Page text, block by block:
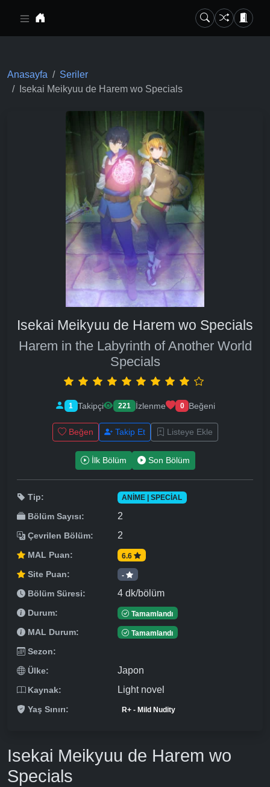
Anasayfa
Seriler
Isekai Meikyuu de Harem wo Specials
Isekai Meikyuu de Harem wo Specials
Harem in the Labyrinth of Another World
Specials
1 Takipçi 221 İzlenme 0 Beğeni
Beğen Takip Et Listeye Ekle
İlk Bölüm Son Bölüm
Tip: ANIME | SPECIAL
Bölüm Sayısı: 2
Çevrilen Bölüm: 2
MAL Puan: 6.6
Site Puan: -
Bölüm Süresi: 4 dk/bölüm
Durum: Tamamlandı
MAL Durum: Tamamlandı
Sezon:
Ülke:
Japon
Kaynak: Light novel
Yaş Sınırı: R+ - Mild Nudity
Isekai Meikyuu de Harem wo
Specials